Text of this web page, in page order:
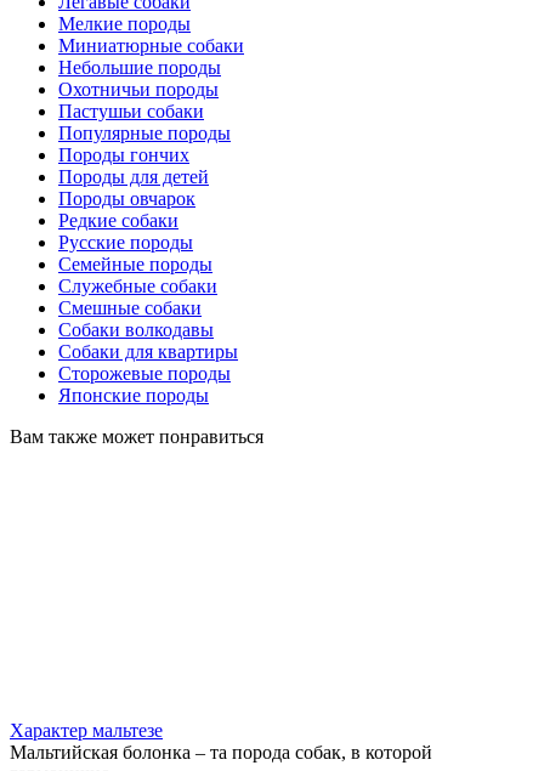
Мелкие породы
Миниатюрные собаки
Небольшие породы
Охотничьи породы
Пастушьи собаки
Популярные породы
Породы гончих
Породы для детей
Породы овчарок
Редкие собаки
Русские породы
Семейные породы
Служебные собаки
Смешные собаки
Собаки волкодавы
Собаки для квартиры
Сторожевые породы
Японские породы
Вам также может понравиться
Характер мальтезе
Мальтийская болонка – та порода собак, в которой